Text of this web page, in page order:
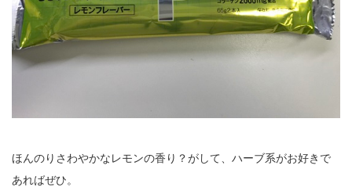
ほんのりさわやかなレモンの香り？がして、ハーブ系がお好きで
あればぜひ。